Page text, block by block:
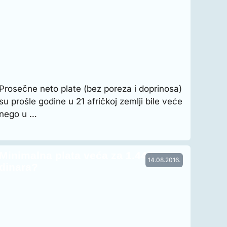
Prosečne neto plate (bez poreza i doprinosa)
su prošle godine u 21 afričkoj zemlji bile veće
nego u …
14.08.2016.
Minimalna plata veća za 1.440